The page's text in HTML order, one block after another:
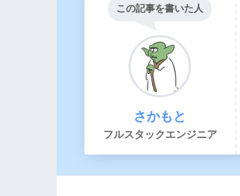
この記事を書いた人
さかもと
フルスタックエンジニア